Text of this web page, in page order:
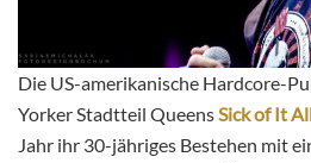
Die US-amerikanische Hardcore-
Yorker Stadtteil QueensSick of It
Jahr ihr 30-jähriges Bestehen mit